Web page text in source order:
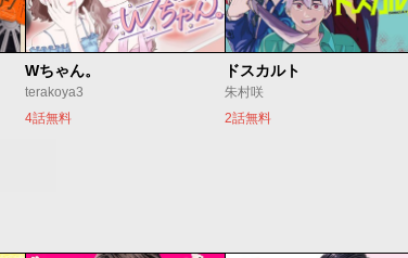
Wちゃん。
terakoya3
4話無料
ドスカルト
朱村咲
2話無料